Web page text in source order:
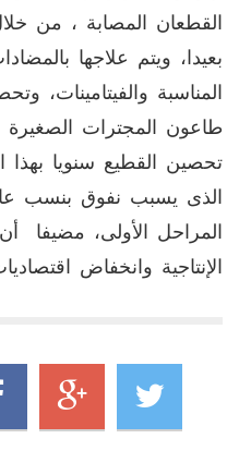
القطعان المصابة ، من
بعيدا، ويتم علاجها
المناسبة والفيتامينات،
طاعون المجترات الصغيرة
تحصين القطيع سنويا بهذا
الذى يسبب نفوق بنسب
المراحل الأولى، مضيفا
الإنتاجية وانخفاض